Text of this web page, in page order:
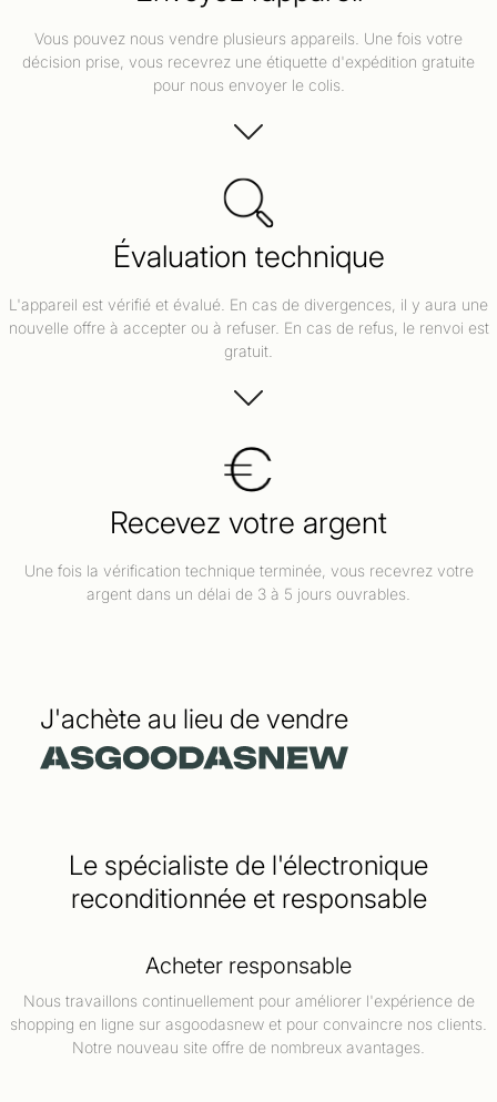
Vous pouvez nous vendre plusieurs appareils. Une fois votre
décision prise, vous recevrez une étiquette d'expédition gratuite
pour nous envoyer le colis.
Évaluation technique
L'appareil est vérifié et évalué. En cas de divergences, il y aura une
nouvelle offre à accepter ou à refuser. En cas de refus, le renvoi est
gratuit.
Recevez votre argent
Une fois la vérification technique terminée, vous recevrez votre
argent dans un délai de 3 à 5 jours ouvrables.
J'achète au lieu de vendre
Le spécialiste de l'électronique
reconditionnée et responsable
Acheter responsable
Nous travaillons continuellement pour améliorer l'expérience de
shopping en ligne sur asgoodasnew et pour convaincre nos clients.
Notre nouveau site offre de nombreux avantages.